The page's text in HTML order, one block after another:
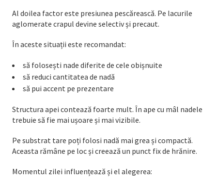
Al doilea factor este presiunea pescărească. Pe lacurile
aglomerate crapul devine selectiv și precaut.
În aceste situații este recomandat:
să folosești nade diferite de cele obișnuite
să reduci cantitatea de nadă
să pui accent pe prezentare
Structura apei contează foarte mult. În ape cu mâl nadele
trebuie să fie mai ușoare și mai vizibile.
Pe substrat tare poți folosi nadă mai grea și compactă.
Aceasta rămâne pe loc și creează un punct fix de hrănire.
Momentul zilei influențează și el alegerea: